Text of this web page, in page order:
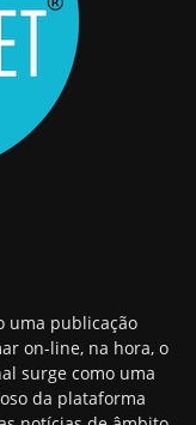
uma publicação
on-line, na hora, o
surge como uma
da plataforma